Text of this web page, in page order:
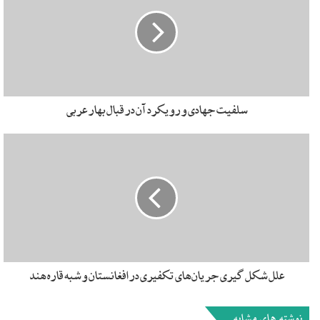
کسی منبعی برای صحبت‌هایش ندارد. فیلم‌هایی از درگیری‌های
خیابانی منتشر می‌شود. پلاکاردها و شعارهای ضدایرانی هم کم‌کم
بارزتر شده و در آخر به شکلی نمادین دو بار به کنسولگری ایران در
منتشر می‌شوند هم تقریباً همین است: مردمی که در خیابان‌ها
حضور دارند و پلیسی که آن‌ها را می‌زند. پرواز تهران به بغداد به
۲ایرانی که من و رفیق عکاسم روح‌الله باشیم و راننده. عراقی‌ها حرف
روزها استخبارات ایران و عراق همه‌جا هستند. استخبارات در عربی
حرف زدن علیه ایران که همه چیز زیر سر ایران است. راننده اما در
سلفیت جهادی و رویکرد آن در قبال بهار عربی
علل شکل گیری جریان‌های تکفیری در افغانستان و شبه قاره هند